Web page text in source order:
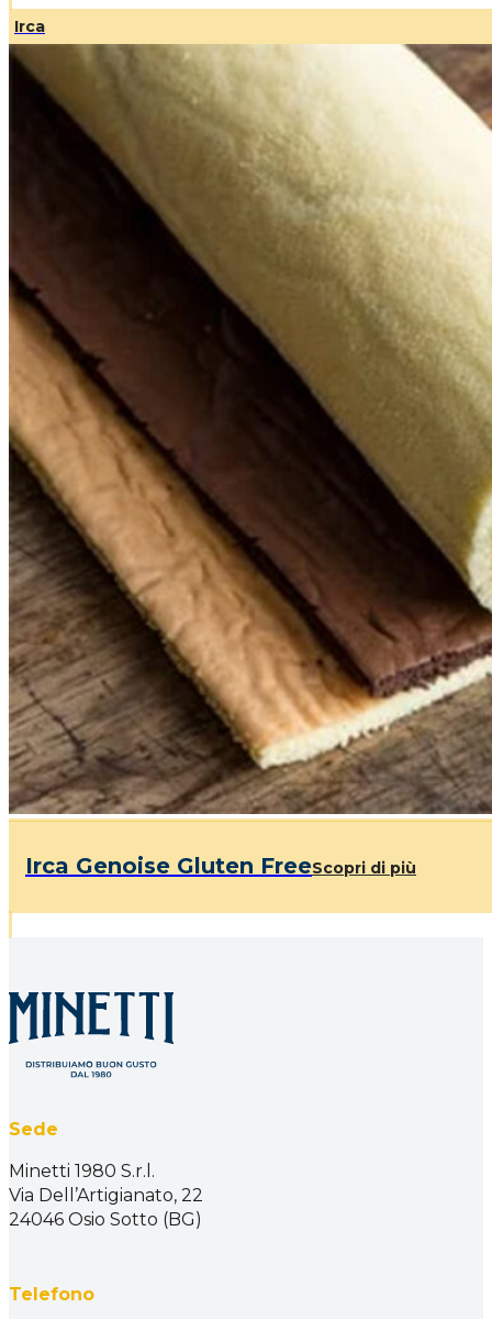
Irca
Irca Genoise Gluten FreeScopri di più
Sede
Minetti 1980 S.r.l.
Via Dell’Artigianato, 22
24046 Osio Sotto (BG)
Telefono